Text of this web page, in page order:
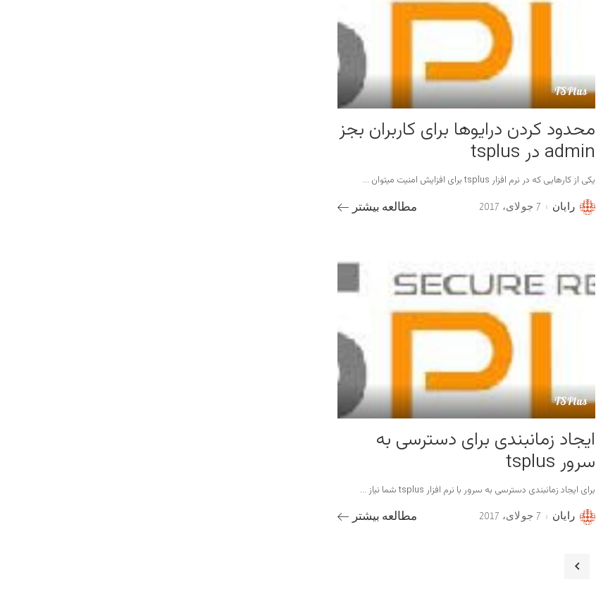
TSPlus
محدود کردن درایوها برای کاربران بجز
admin در tsplus
یکی از کارهایی که در نرم افزار tsplus برای افزایش امنیت میتوان ...
Postedرایان 7 جولای، 2017 مطالعه بیشتر
TSPlus
ایجاد زمانبندی برای دسترسی به
سرور tsplus
برای ایجاد زمانبندی دسترسی به سرور با نرم افزار tsplus شما نیاز ...
Postedرایان 7 جولای، 2017 مطالعه بیشتر